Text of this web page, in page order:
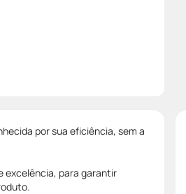
por sua eficiência, sem a
excelência, para garantir